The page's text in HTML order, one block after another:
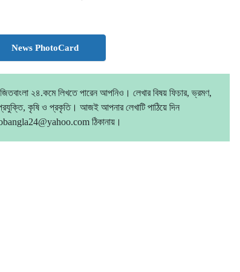
News PhotoCard
২৪.কমে লিখতে পারেন আপনিও। লেখার বিষয় ফিচার, ভ্রমণ,
কৃষি ও প্রকৃতি। আজই আপনার লেখাটি পাঠিয়ে দিন
ঠিকানায়।